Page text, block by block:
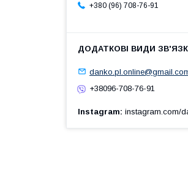
+380 (96) 708-76-91
+38096-708-76-91
Instagram instagram.com/